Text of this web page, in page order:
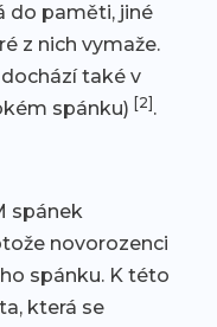
do paměti, jiné
z nich vymaže.
také v
spánku) [2] .
spánek
novorozenci
spánku. K této
která se